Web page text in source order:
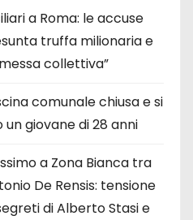
a Roma: le accuse
truffa milionaria e
collettiva”
comunale chiusa e si
giovane di 28 anni
a Zona Bianca tra
De Rensis: tensione
di Alberto Stasi e